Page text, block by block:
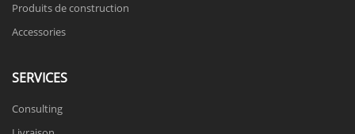
Produits de construction
Accessories
SERVICES
Consulting